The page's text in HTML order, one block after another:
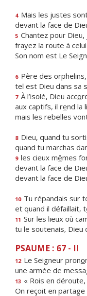
4 Mais les justes
devant la face de
5 Chantez pour Dieu,
frayez la route à
Son nom est Le
6 Père des
tel est Dieu dans sa s
7 À l’isolé, Dieu acco
aux captifs, il rend la
mais les rebelles
8 Dieu, quand tu
quand tu marchas
9 les cieux mêmes
devant la face de
devant la face de
10 Tu répandais sur
et quand il défaillait, t
11 Sur les lieux où
tu le soutenais, Dieu
PSAUME : 67 - II
12 Le Seigneur prono
une armée de
13 « Rois en
On reçoit en